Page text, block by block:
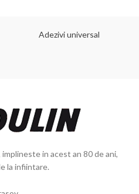
Adezivi universal
in acest an 80 de ani,
la infiintare.